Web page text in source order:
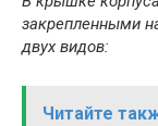
закрепленными
двух видов:
Читайте